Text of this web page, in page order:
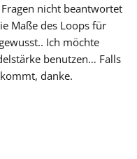
nicht beantwortet
Maße des Loops für
Ich möchte
benutzen… Falls
danke.